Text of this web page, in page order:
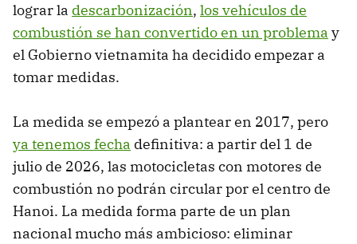
lograr la descarbonización, los vehículos de
combustión se han convertido en un problema y
el Gobierno vietnamita ha decidido empezar a
tomar medidas.
La medida se empezó a plantear en 2017, pero
ya tenemos fecha definitiva: a partir del 1 de
julio de 2026, las motocicletas con motores de
combustión no podrán circular por el centro de
Hanoi. La medida forma parte de un plan
nacional mucho más ambicioso: eliminar